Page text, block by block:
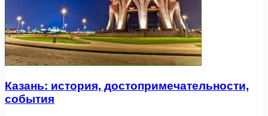
Казань: история, достопримечательности,
события